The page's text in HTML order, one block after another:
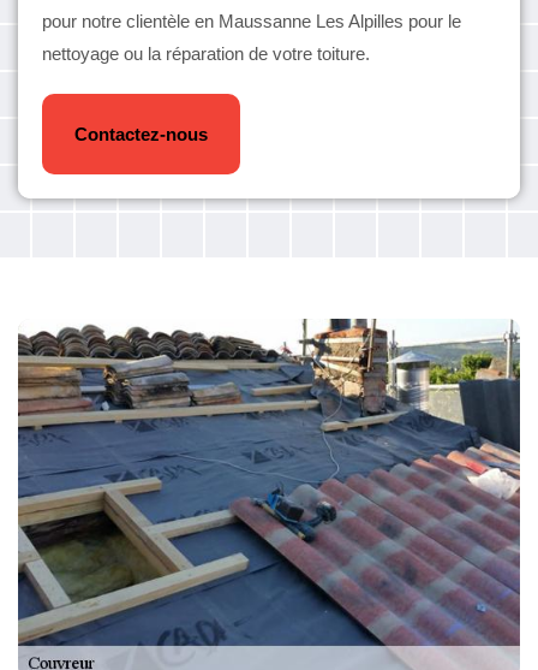
pour notre clientèle en Maussanne Les Alpilles pour le
nettoyage ou la réparation de votre toiture.
Contactez-nous